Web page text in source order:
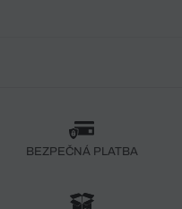
BEZPEČNÁ PLATBA